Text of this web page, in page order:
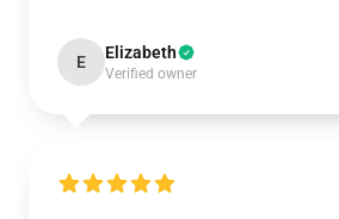
E Elizabeth
Verified owner